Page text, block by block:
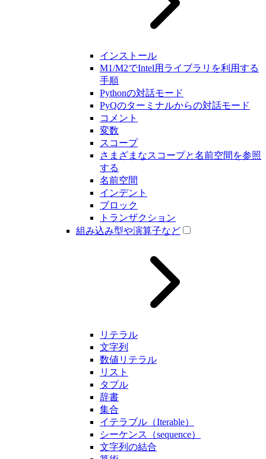
インストール
M1/M2でIntel用ライブラリを利用する
手順
Pythonの対話モード
PyQのターミナルからの対話モード
コメント
変数
スコープ
さまざまなスコープと名前空間を参照
する
名前空間
インデント
ブロック
トランザクション
組み込み型や演算子など
リテラル
文字列
数値リテラル
リスト
タプル
辞書
集合
イテラブル（Iterable）
シーケンス（sequence）
文字列の結合